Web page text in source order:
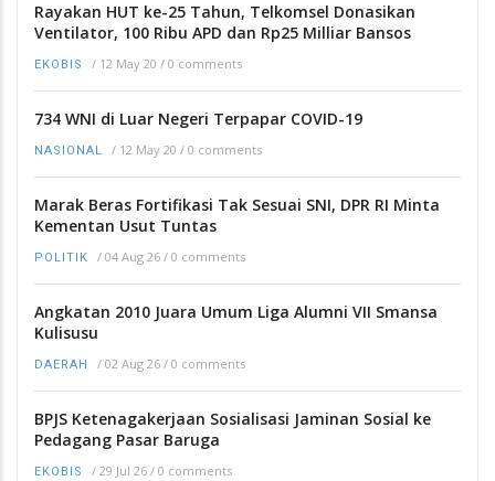
Rayakan HUT ke-25 Tahun, Telkomsel Donasikan
Ventilator, 100 Ribu APD dan Rp25 Milliar Bansos
EKOBIS / 12 May 20 / 0 comments
734 WNI di Luar Negeri Terpapar COVID-19
NASIONAL / 12 May 20 / 0 comments
Marak Beras Fortifikasi Tak Sesuai SNI, DPR RI Minta
Kementan Usut Tuntas
POLITIK / 04 Aug 26 / 0 comments
Angkatan 2010 Juara Umum Liga Alumni VII Smansa
Kulisusu
DAERAH / 02 Aug 26 / 0 comments
BPJS Ketenagakerjaan Sosialisasi Jaminan Sosial ke
Pedagang Pasar Baruga
EKOBIS / 29 Jul 26 / 0 comments